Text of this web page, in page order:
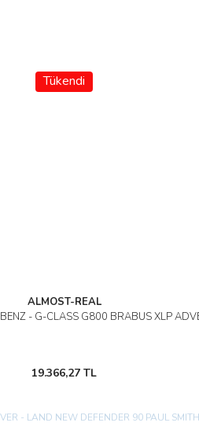
Tükendi
ALMOST-REAL
- G-CLASS G800 BRABUS XLP
19.366,27 TL